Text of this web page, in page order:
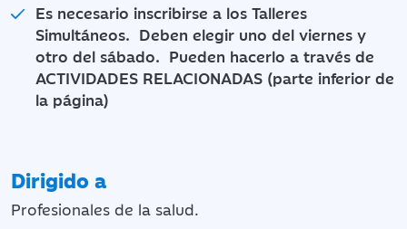
Es necesario inscribirse a los Talleres
Simultáneos. Deben elegir uno del viernes y
otro del sábado. Pueden hacerlo a través de
ACTIVIDADES RELACIONADAS (parte inferior de
la página)
Dirigido a
Profesionales de la salud.